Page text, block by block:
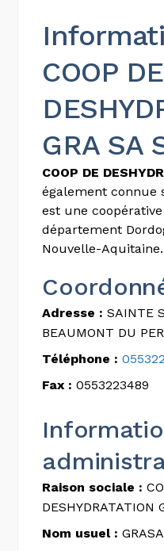
COOP DE
GRA SA
COOP DE
également connue
est une
département
Nouvelle-Aquitaine.
Adresse : SAINTE
BEAUMONT DU
Téléphone :
Fax : 0553223489
Raison sociale :
DESHYDRATATION
Nom usuel :